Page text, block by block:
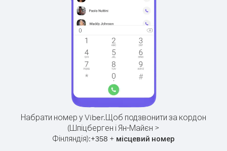
Набрати номер у Viber.Щоб подзвонити за кордон
(Шпіцберген і Ян-Майєн >
Фінляндія):+358 + місцевий номер